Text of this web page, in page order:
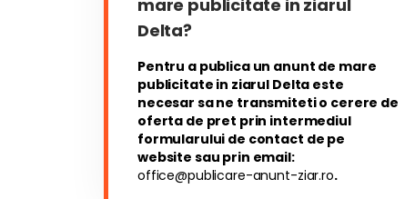
mare publicitate in ziarul
Delta?
Pentru a publica un anunt de mare
publicitate in ziarul Delta este
necesar sa ne transmiteti o cerere de
oferta de pret prin intermediul
formularului de contact de pe
website sau prin email:
office@publicare-anunt-ziar.ro.